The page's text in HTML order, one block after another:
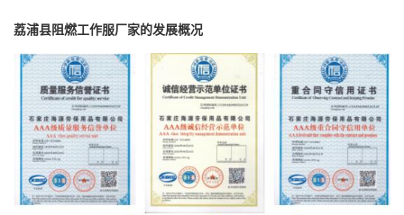
荔浦县阻燃工作服厂家的发展概况